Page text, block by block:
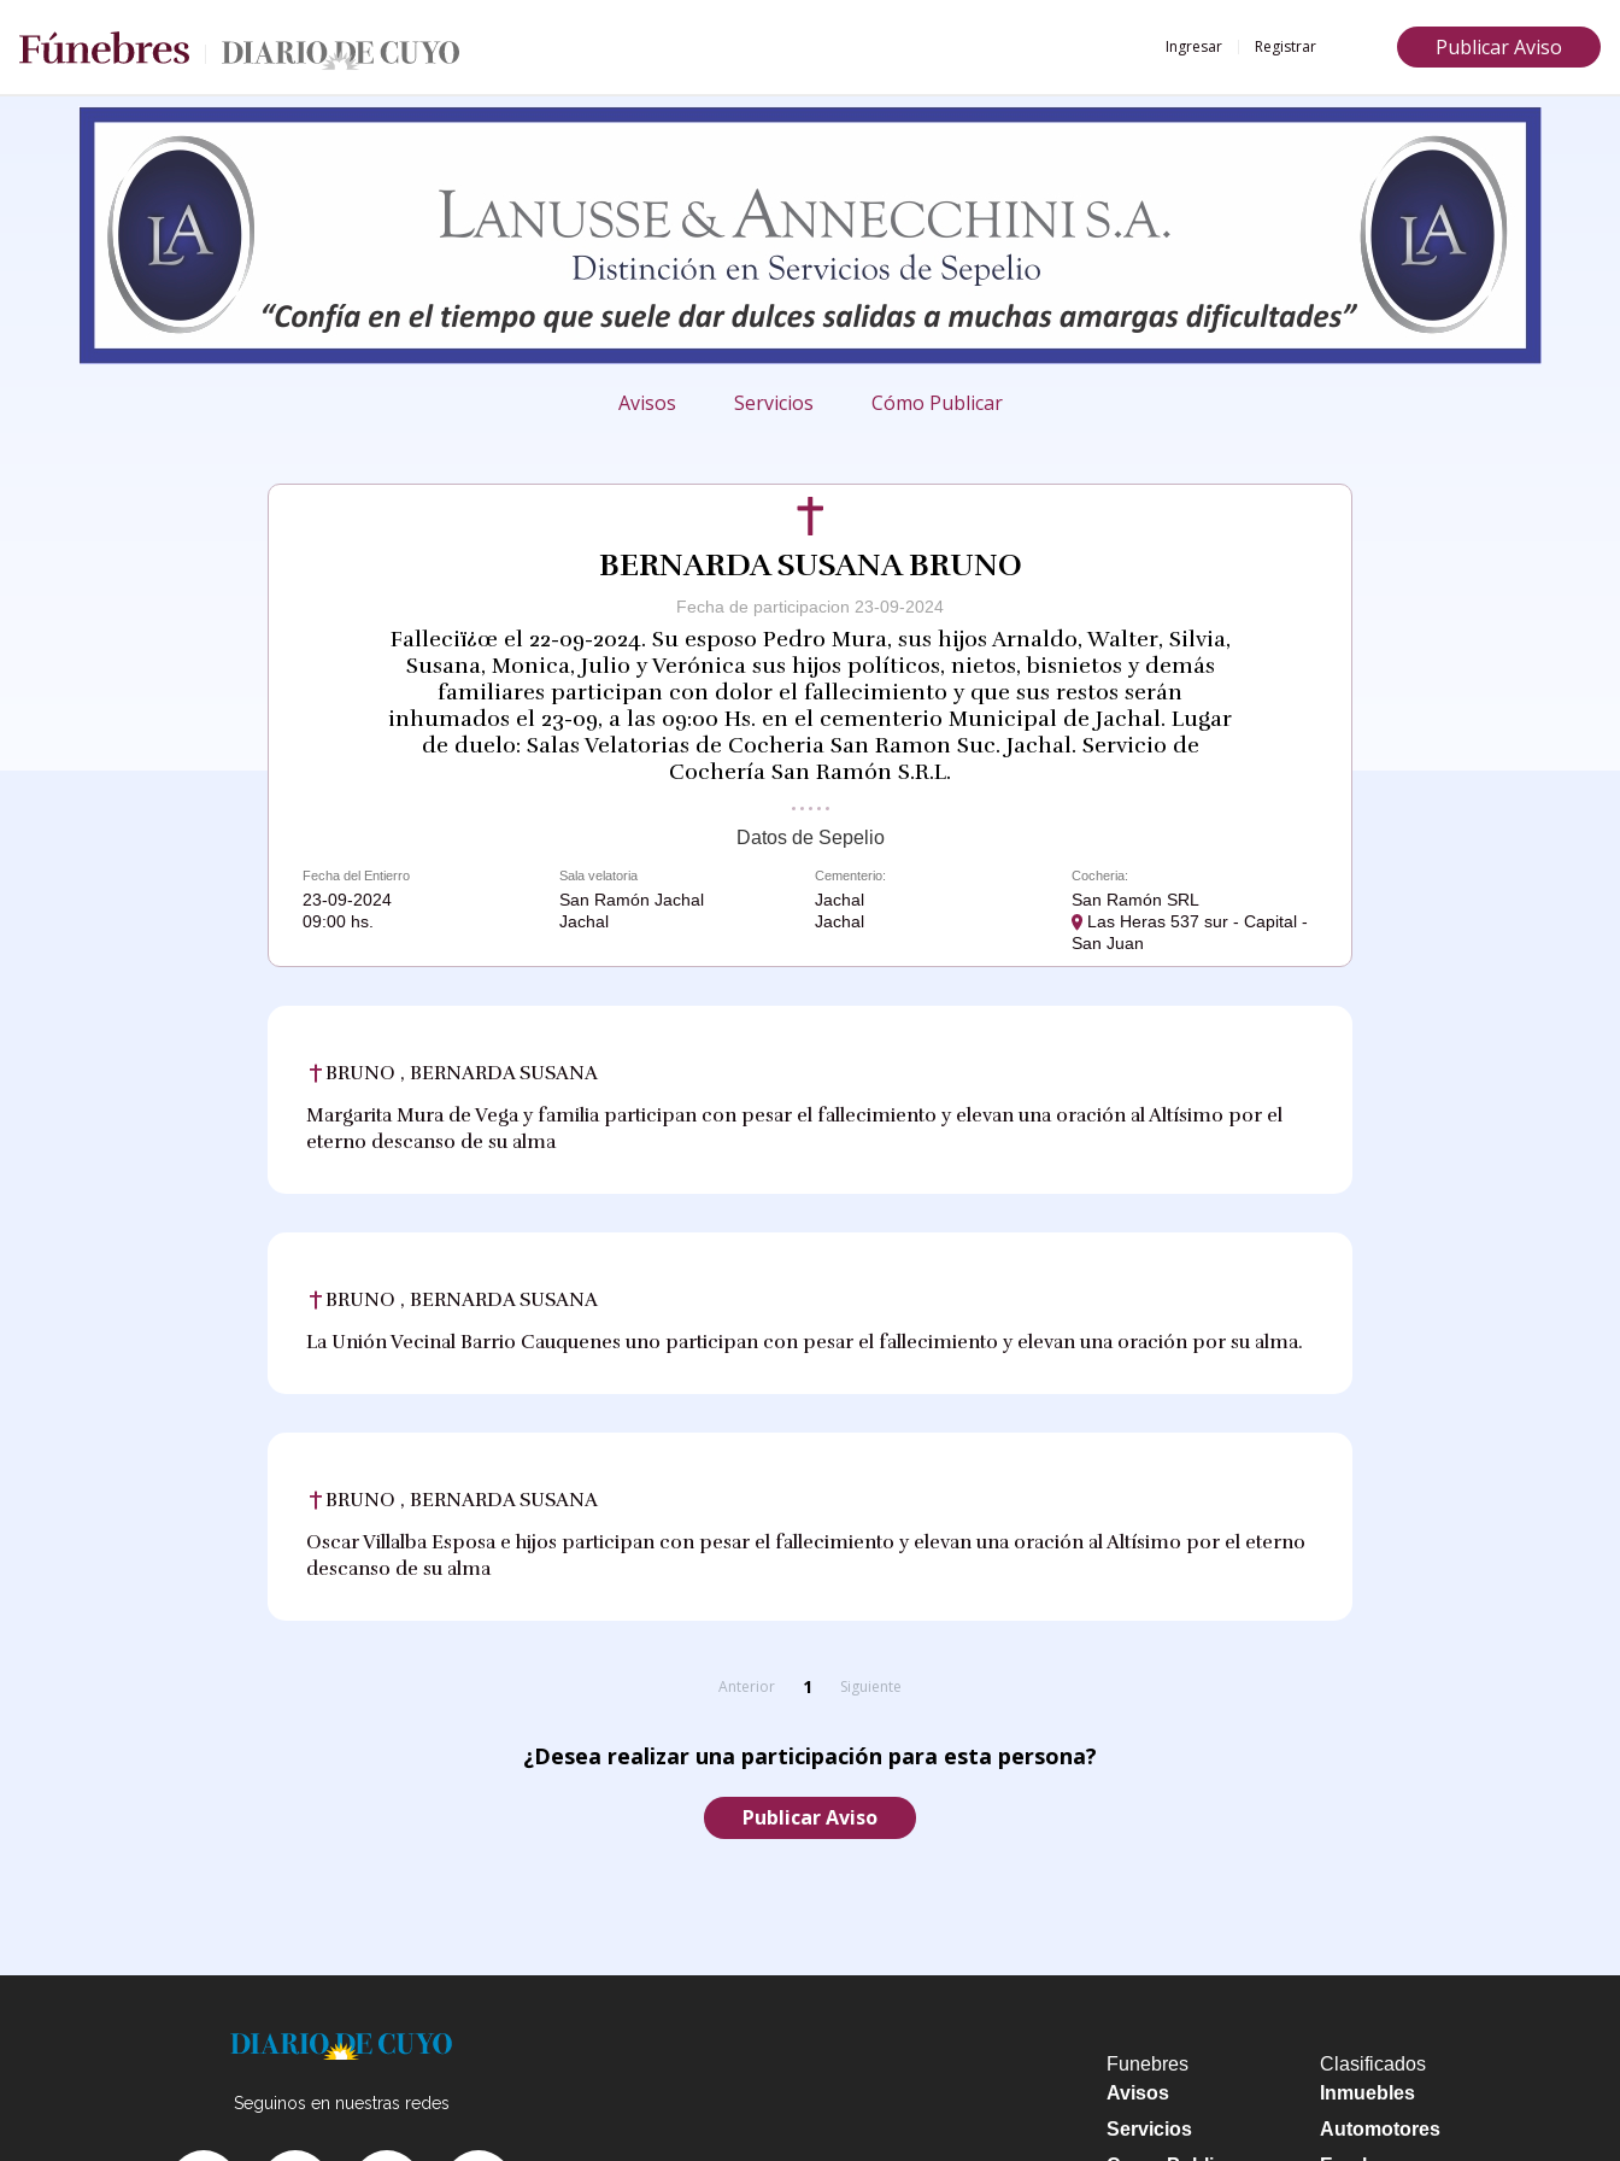
Ingresar Registrar Publicar Aviso
Avisos Servicios Cómo Publicar
BERNARDA SUSANA BRUNO
Fecha de participacion 23-09-2024
Falleciï¿œ el 22-09-2024. Su esposo Pedro Mura, sus hijos Arnaldo, Walter, Silvia,
Susana, Monica, Julio y Verónica sus hijos políticos, nietos, bisnietos y demás
familiares participan con dolor el fallecimiento y que sus restos serán
inhumados el 23-09, a las 09:00 Hs. en el cementerio Municipal de Jachal. Lugar
de duelo: Salas Velatorias de Cocheria San Ramon Suc. Jachal. Servicio de
Cochería San Ramón S.R.L.
Datos de Sepelio
Fecha del Entierro
23-09-2024
09:00 hs.
Sala velatoria
San Ramón Jachal
Jachal
Cementerio:
Jachal
Jachal
Cocheria:
San Ramón SRL
Las Heras 537 sur - Capital -
San Juan
BRUNO , BERNARDA SUSANA
Margarita Mura de Vega y familia participan con pesar el fallecimiento y elevan una oración al Altísimo por el
eterno descanso de su alma
BRUNO , BERNARDA SUSANA
La Unión Vecinal Barrio Cauquenes uno participan con pesar el fallecimiento y elevan una oración por su alma.
BRUNO , BERNARDA SUSANA
Oscar Villalba Esposa e hijos participan con pesar el fallecimiento y elevan una oración al Altísimo por el eterno
descanso de su alma
Anterior 1 Siguiente
¿Desea realizar una participación para esta persona?
Publicar Aviso
Seguinos en nuestras redes
Funebres
Avisos
Servicios
Clasificados
Inmuebles
Automotores